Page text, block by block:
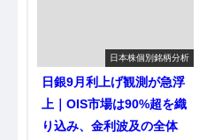
日本株個別銘柄分析
日銀9月利上げ観測が急浮
上｜OIS市場は90%超を織
り込み、金利波及の全体